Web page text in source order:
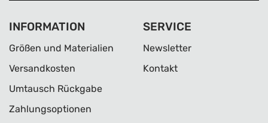
INFORMATION
Größen und Materialien
Versandkosten
Umtausch Rückgabe
Zahlungsoptionen
SERVICE
Newsletter
Kontakt